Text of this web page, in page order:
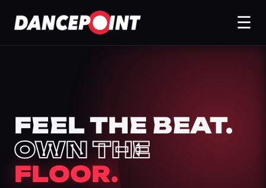
☰
FEEL THE BEAT.
OWN THE
FLOOR.